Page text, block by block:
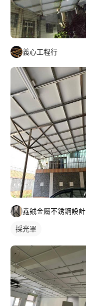
義心工程行
鑫鋮金屬不銹鋼設計
採光罩